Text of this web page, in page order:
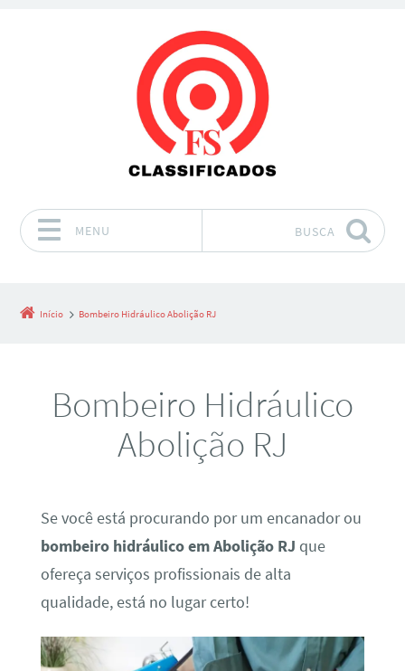
MENU BUSCA
Início Bombeiro Hidráulico Abolição RJ
Bombeiro Hidráulico
Abolição RJ
Se você está procurando por um encanador ou
bombeiro hidráulico em Abolição RJ que
ofereça serviços profissionais de alta
qualidade, está no lugar certo!